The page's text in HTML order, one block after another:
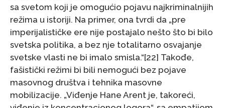
sa svetom koji je omogućio pojavu najkriminalnijih
režima u istoriji. Na primer, ona tvrdi da „pre
imperijalističke ere nije postajalo nešto što bi bilo
svetska politika, a bez nje totalitarno osvajanje
svetske vlasti ne bi imalo smisla.“[22] Takođe,
fašistički režimi bi bili nemogući bez pojave
masovnog društva i tehnika masovne
mobilizacije. „Viđenje Hane Arent je, takoreći,